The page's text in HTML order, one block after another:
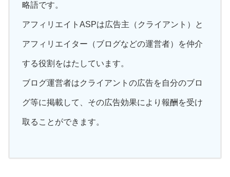
略語です。
アフィリエイトASPは広告主（クライアント）と
アフィリエイター（ブログなどの運営者）を仲介
する役割をはたしています。
ブログ運営者はクライアントの広告を自分のブロ
グ等に掲載して、その広告効果により報酬を受け
取ることができます。